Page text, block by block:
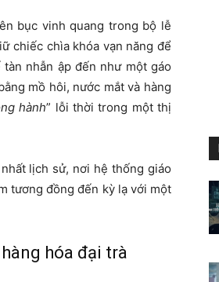
bục vinh quang trong bộ lễ
chiếc chìa khóa vạn năng để
nhẫn ập đến như một gáo
mồ hôi, nước mắt và hàng
hành” lỗi thời trong một thị
lịch sử, nơi hệ thống giáo
tương đồng đến kỳ lạ với một
hóa đại trà